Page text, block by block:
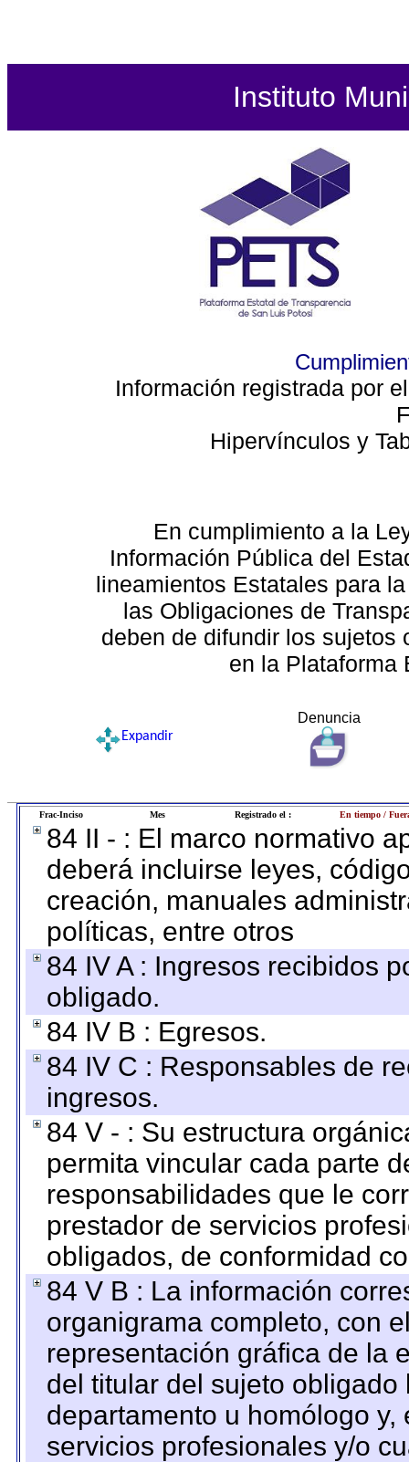
Instituto
Información registrada por
Hipervínculos y
En cumplimiento a la
Información Pública del
lineamientos Estatales para
las Obligaciones de
deben de difundir los sujetos
en la Plataforma
Denuncia
Expandir
Frac-Inciso Mes Registrado el : En tiempo /
84 II - : El marco normativo
deberá incluirse leyes,
creación, manuales
políticas, entre otros
84 IV A : Ingresos recibidos
obligado.
84 IV B : Egresos.
84 IV C : Responsables de
ingresos.
84 V - : Su estructura
permita vincular cada parte
responsabilidades que le
prestador de servicios
obligados, de conformidad
84 V B : La información
organigrama completo, con
representación gráfica de la
del titular del sujeto
departamento u homólogo
servicios profesionales y/o